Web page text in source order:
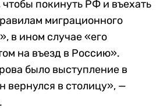
покинуть РФ и въехать
миграционного
в ином случае «его
на въезд в Россию».
было выступление в
вернулся в столицу», —